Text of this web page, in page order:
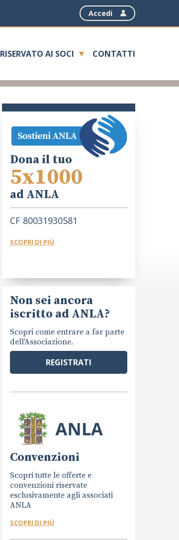
Accedi
RISERVATO AI SOCI CONTATTI
Dona il tuo
5x1000
ad ANLA
CF 80031930581
SCOPRI DI PIÙ
Non sei ancora
iscritto ad ANLA?
Scopri come entrare a far parte
dell'Associazione.
REGISTRATI
Convenzioni
Scopri tutte le offerte e
convenzioni riservate
esclusivamente agli associati
ANLA
SCOPRI DI PIÙ